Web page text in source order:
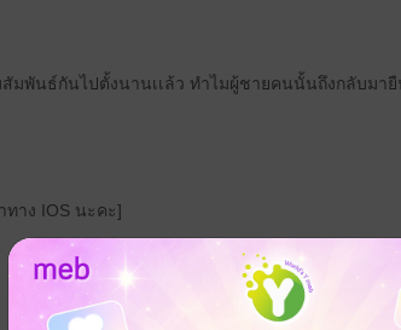
มพันธ์กันไปตั้งนานเเล้ว ทำไมผู้ชายคนนั้นถึงกลับมายื
ทาง IOS นะคะ]